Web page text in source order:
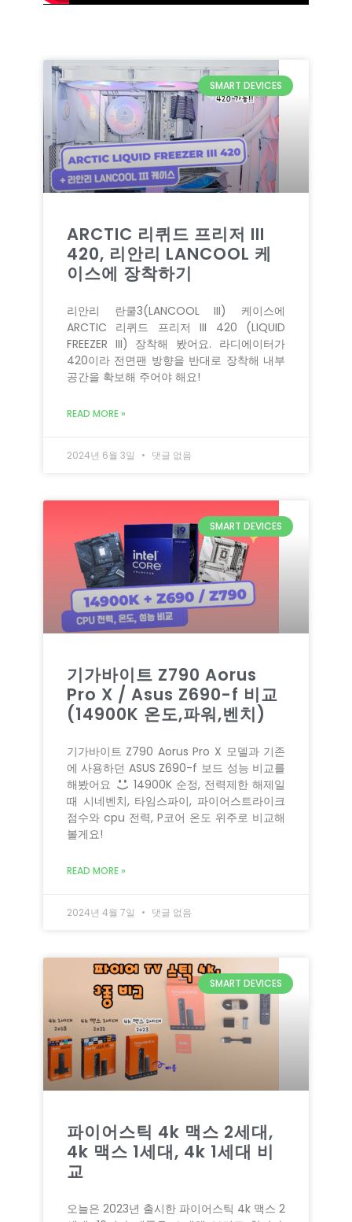
SMART DEVICES
ARCTIC 리퀴드 프리저 III
420, 리안리 LANCOOL 케
이스에 장착하기
리안리 란쿨3(LANCOOL III) 케이스에
ARCTIC 리퀴드 프리저 III 420 (LIQUID
FREEZER III) 장착해 봤어요. 라디에이터가
420이라 전면팬 방향을 반대로 장착해 내부
공간을 확보해 주어야 해요!
READ MORE »
2024년 6월 3일 댓글 없음
SMART DEVICES
기가바이트 Z790 Aorus
Pro X / Asus Z690-f 비교
(14900K 온도,파워,벤치)
기가바이트 Z790 Aorus Pro X 모델과 기존
에 사용하던 ASUS Z690-f 보드 성능 비교를
해봤어요
14900K 순정, 전력제한 해제일
때 시네벤치, 타임스파이, 파이어스트라이크
점수와 cpu 전력, P코어 온도 위주로 비교해
볼게요!
READ MORE »
2024년 4월 7일 댓글 없음
SMART DEVICES
파이어스틱 4k 맥스 2세대,
4k 맥스 1세대, 4k 1세대 비
교
오늘은 2023년 출시한 파이어스틱 4k 맥스 2